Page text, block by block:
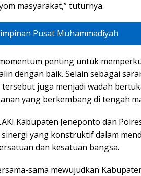
masyarakat,” tuturnya.
Pusat Muhammadiyah
penting untuk
dengan baik. Selain sebagai
juga menjadi wadah
yang berkembang di tengah
Kabupaten Jeneponto dan
yang konstruktif dalam
dan kesatuan bangsa.
sama mewujudkan